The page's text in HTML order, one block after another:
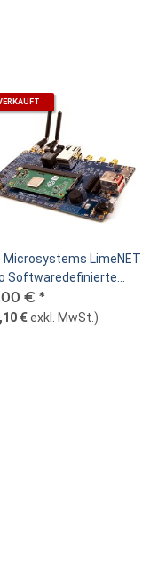
Microsystems LimeNET
Softwaredefinierte
€ *
€exkl. MwSt. )